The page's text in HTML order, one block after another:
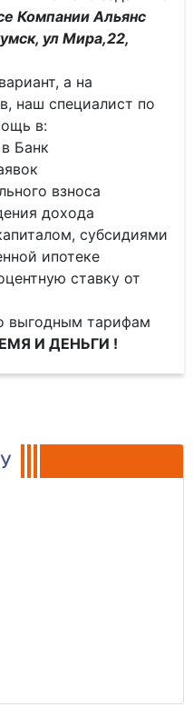
Компании Альянс
ул Мира,22,
а на
наш специалист по
в:
Банк
взноса
дохода
субсидиями
ипотеке
ставку от
выгодным тарифам
И ДЕНЬГИ !